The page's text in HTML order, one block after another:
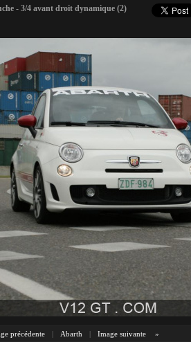
- 3/4 avant droit dynamique (2)
précédente | Abarth | Image suivante »